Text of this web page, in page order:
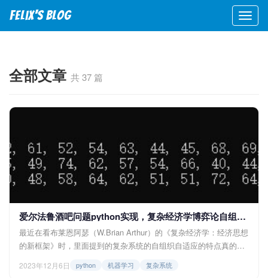
Felix's blog
全部文章 共 37 篇
爱尔法鲁酒吧问题python实现，复杂经济学博弈论自组织自适应系统
最近在看布莱恩阿瑟（W.Brian Arthur）的《复杂经济学：经济思想
的新框架》时，里面提到的复杂系统的自组织自适应的特点真的很
复杂系统通过一个实验体现了出来，行为主体的每一次决策将影响
2023年12月6日 python 机器学习 复杂系统